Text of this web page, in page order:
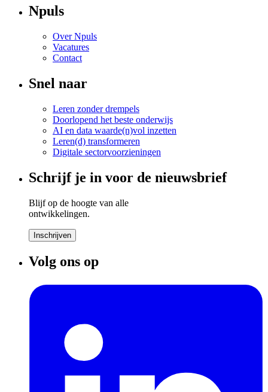
Npuls
Over Npuls
Vacatures
Contact
Snel naar
Leren zonder drempels
Doorlopend het beste onderwijs
AI en data waarde(n)vol inzetten
Leren(d) transformeren
Digitale sectorvoorzieningen
Schrijf je in voor de nieuwsbrief
Blijf op de hoogte van alle
ontwikkelingen.
Inschrijven
Volg ons op